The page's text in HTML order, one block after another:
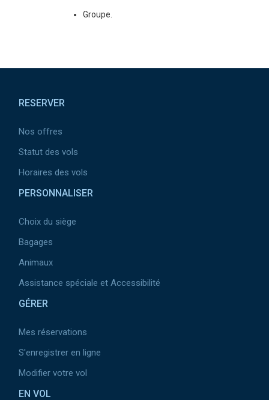
Groupe.
RESERVER
Nos offres
Statut des vols
Horaires des vols
PERSONNALISER
Choix du siège
Bagages
Animaux
Assistance spéciale et Accessibilité
GÉRER
Mes réservations
S'enregistrer en ligne
Modifier votre vol
EN VOL